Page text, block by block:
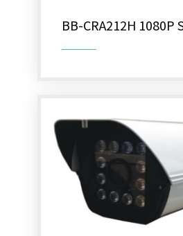
BB-CRA212H 1080P
罩型定焦